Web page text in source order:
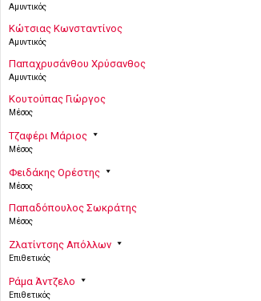
Αμυντικός
Κώτσιας Κωνσταντίνος
Αμυντικός
Παπαχρυσάνθου Χρύσανθος
Αμυντικός
Κουτούπας Γιώργος
Μέσος
Τζαφέρι Μάριος
Μέσος
Φειδάκης Ορέστης
Μέσος
Παπαδόπουλος Σωκράτης
Μέσος
Ζλατίντσης Απόλλων
Επιθετικός
Ράμα Άντζελο
Επιθετικός